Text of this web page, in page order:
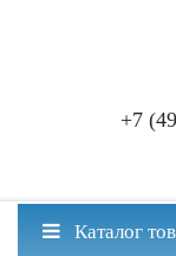
+7
Москва ваш
Каталог